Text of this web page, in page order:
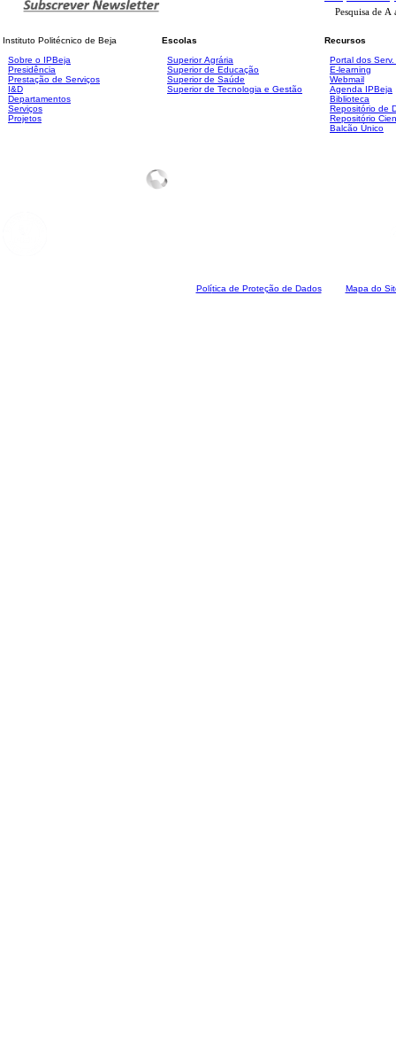
Instituto Politécnico de Beja
Sobre o IPBeja
Presidência
Prestação de Serviços
I&D
Departamentos
Serviços
Projetos
Escolas
Superior Agrária
Superior de Educação
Superior de Saúde
Superior de Tecnologia e Gestão
Recursos
Portal dos
E-learning
Webmail
Agenda IPBeja
Biblioteca
Repositório de
Repositório
Balcão Único
Política de Proteção de Dados Mapa do